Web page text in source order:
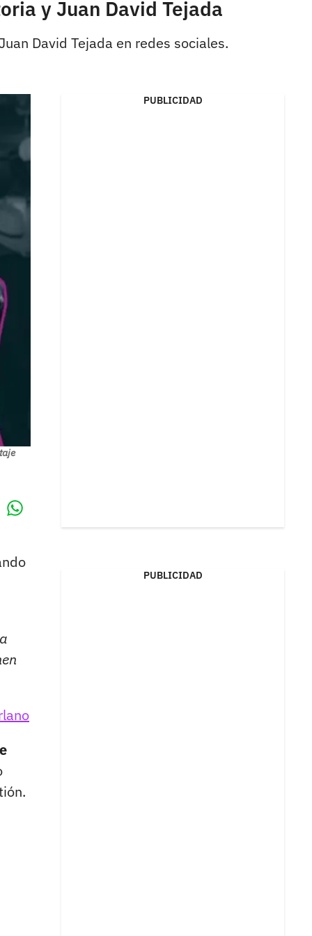
y Juan David Tejada
David Tejada en redes sociales.
PUBLICIDAD
PUBLICIDAD